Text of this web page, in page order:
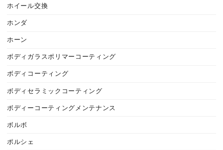
ホイール交換
ホンダ
ホーン
ボディガラスポリマーコーティング
ボディコーティング
ボディセラミックコーティング
ボディーコーティングメンテナンス
ボルボ
ポルシェ